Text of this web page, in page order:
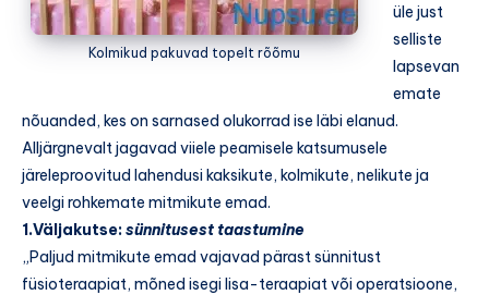
Kolmikud pakuvad topelt rõõmu
üle just
selliste
lapsevan
emate
nõuanded, kes on sarnased olukorrad ise läbi elanud.
Alljärgnevalt jagavad viiele peamisele katsumusele
järeleproovitud lahendusi kaksikute, kolmikute, nelikute ja
veelgi rohkemate mitmikute emad.
1.Väljakutse:sünnitusest taastumine
„Paljud mitmikute emad vajavad pärast sünnitust
füsioteraapiat, mõned isegi lisa-teraapiat või operatsioone,